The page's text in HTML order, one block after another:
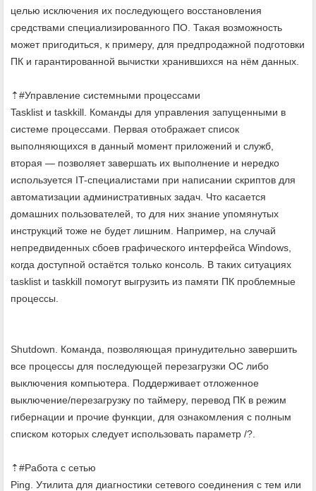
целью исключения их последующего восстановления
средствами специализированного ПО. Такая возможность
может пригодиться, к примеру, для предпродажной подготовки
ПК и гарантированной вычистки хранившихся на нём данных.
⇡#Управление системными процессами
Tasklist и taskkill. Команды для управления запущенными в
системе процессами. Первая отображает список
выполняющихся в данный момент приложений и служб,
вторая — позволяет завершать их выполнение и нередко
используется IT-специалистами при написании скриптов для
автоматизации административных задач. Что касается
домашних пользователей, то для них знание упомянутых
инструкций тоже не будет лишним. Например, на случай
непредвиденных сбоев графического интерфейса Windows,
когда доступной остаётся только консоль. В таких ситуациях
tasklist и taskkill помогут выгрузить из памяти ПК проблемные
процессы.
Shutdown. Команда, позволяющая принудительно завершить
все процессы для последующей перезагрузки ОС либо
выключения компьютера. Поддерживает отложенное
выключение/перезагрузку по таймеру, перевод ПК в режим
гибернации и прочие функции, для ознакомления с полным
списком которых следует использовать параметр /?.
⇡#Работа с сетью
Ping. Утилита для диагностики сетевого соединения с тем или